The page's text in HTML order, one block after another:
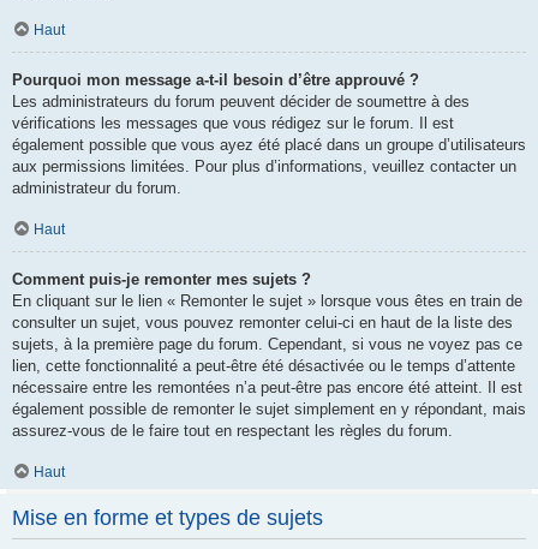
Haut
Pourquoi mon message a-t-il besoin d’être approuvé ?
Les administrateurs du forum peuvent décider de soumettre à des
vérifications les messages que vous rédigez sur le forum. Il est
également possible que vous ayez été placé dans un groupe d’utilisateurs
aux permissions limitées. Pour plus d’informations, veuillez contacter un
administrateur du forum.
Haut
Comment puis-je remonter mes sujets ?
En cliquant sur le lien « Remonter le sujet » lorsque vous êtes en train de
consulter un sujet, vous pouvez remonter celui-ci en haut de la liste des
sujets, à la première page du forum. Cependant, si vous ne voyez pas ce
lien, cette fonctionnalité a peut-être été désactivée ou le temps d’attente
nécessaire entre les remontées n’a peut-être pas encore été atteint. Il est
également possible de remonter le sujet simplement en y répondant, mais
assurez-vous de le faire tout en respectant les règles du forum.
Haut
Mise en forme et types de sujets